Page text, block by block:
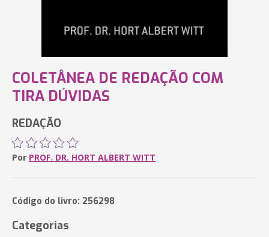
COLETÂNEA DE REDAÇÃO COM
TIRA DÚVIDAS
REDAÇÃO
Por PROF. DR. HORT ALBERT WITT
Código do livro: 256298
Categorias